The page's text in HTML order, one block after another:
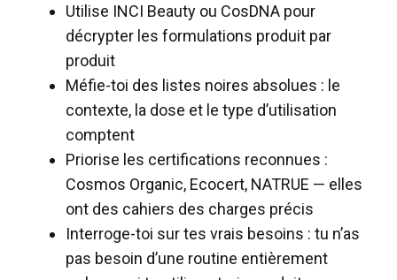
Utilise INCI Beauty ou CosDNA pour
décrypter les formulations produit par
produit
Méfie-toi des listes noires absolues : le
contexte, la dose et le type d’utilisation
comptent
Priorise les certifications reconnues :
Cosmos Organic, Ecocert, NATRUE — elles
ont des cahiers des charges précis
Interroge-toi sur tes vrais besoins : tu n’as
pas besoin d’une routine entièrement